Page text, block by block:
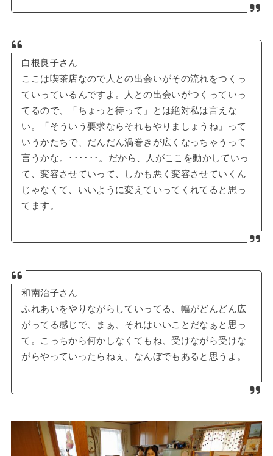
白根良子さん
ここは喫茶店なので人との出会いがその流れをつくっ
ていっているんですよ。人との出会いがつくっていっ
てるので、「ちょっと待って」とは絶対私は言えな
い。「そういう要求ならそれもやりましょうね」って
いうかたちで、だんだん渦巻きが広くなっちゃうって
言うかな。･･････。だから、人がここを動かしていっ
て、変容させていって、しかも悪く変容させていくん
じゃなくて、いいように変えていってくれてると思っ
てます。
和南治子さん
ふれあいをやりながらしていってる、幅がどんどん広
がってる感じで、まぁ、それはいいことだなぁと思っ
て。こっちから何かしなくてもね、受けながら受けな
がらやっていったらねぇ、なんぼでもあると思うよ。